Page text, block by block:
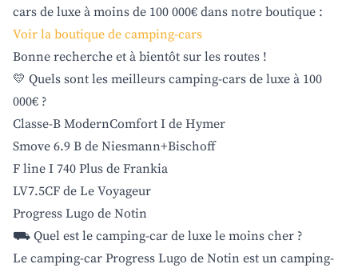
cars de luxe à moins de 100 000€ dans notre boutique :
Voir la boutique de camping-cars
Bonne recherche et à bientôt sur les routes !
💛 Quels sont les meilleurs camping-cars de luxe à 100
000€ ?
Classe-B ModernComfort I de Hymer
Smove 6.9 B de Niesmann+Bischoff
F line I 740 Plus de Frankia
LV7.5CF de Le Voyageur
Progress Lugo de Notin
⛟ Quel est le camping-car de luxe le moins cher ?
Le camping-car Progress Lugo de Notin est un camping-